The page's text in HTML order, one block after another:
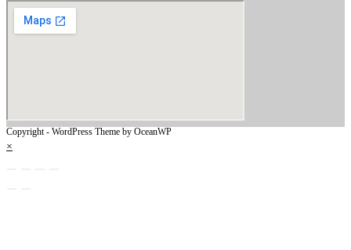
Copyright - WordPress Theme by OceanWP
×